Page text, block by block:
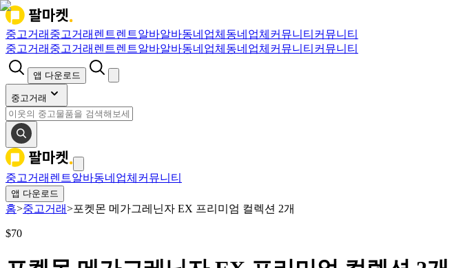
중고거래 중고거래 렌트렌트알바알바동네업체 동네업체 커뮤니티 커뮤니티
중고거래 중고거래 렌트렌트알바알바동네업체 동네업체 커뮤니티 커뮤니티
앱 다운로드
중고거래
중고거래 렌트알바동네업체 커뮤니티
앱 다운로드
홈>중고거래>포켓몬 메가그레닌자 EX 프리미엄 컬렉션 2개
$70